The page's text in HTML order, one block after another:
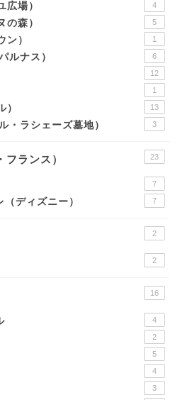
広場） 4
の森） 5
ン） 1
ルナス） 6
12
1
） 13
・ラシェーズ墓地） 3
ランス） 23
7
ディズニー） 7
2
2
16
4
2
5
4
3